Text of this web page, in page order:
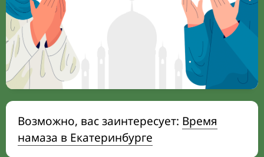
Возможно, вас заинтересует: Время
намаза в Екатеринбурге